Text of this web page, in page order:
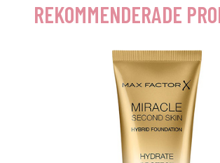
REKOMMENDERADE